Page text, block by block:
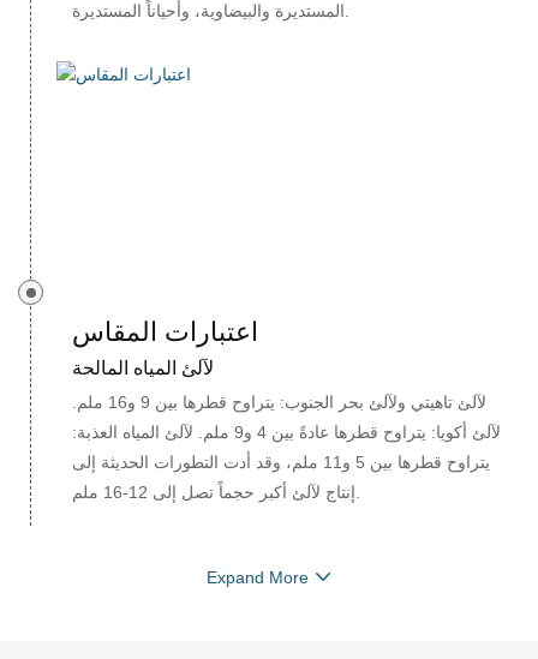
المستديرة والبيضاوية، وأحياناً المستديرة.
اعتبارات المقاس
لآلئ المياه المالحة
لآلئ تاهيتي ولآلئ بحر الجنوب: يتراوح قطرها بين 9 و16 ملم.
لآلئ أكويا: يتراوح قطرها عادةً بين 4 و9 ملم. لآلئ المياه العذبة:
يتراوح قطرها بين 5 و11 ملم، وقد أدت التطورات الحديثة إلى
Expand More